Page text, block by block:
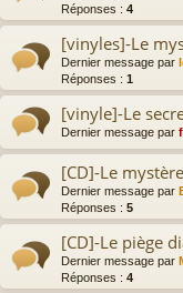
Réponses : 4
[vinyles]-Le
Dernier message par
Réponses : 1
[vinyle]-Le
Dernier message par
[CD]-Le
Dernier message par
Réponses : 5
[CD]-Le piège
Dernier message par
Réponses : 4